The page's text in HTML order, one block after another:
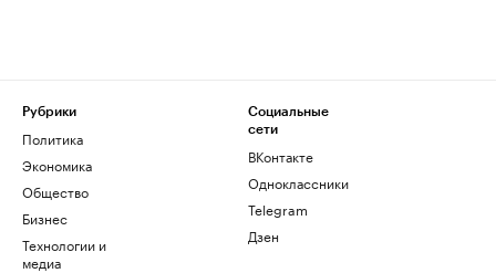
Рубрики
Политика
Экономика
Общество
Бизнес
Технологии и
медиа
Социальные
сети
ВКонтакте
Одноклассники
Telegram
Дзен